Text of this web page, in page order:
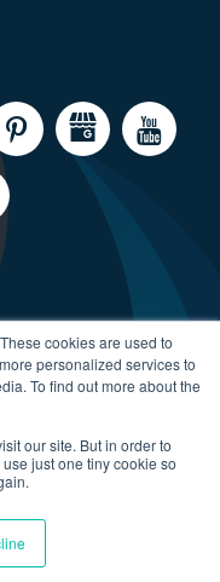
cookies are used to
personalized services to
To find out more about the
our site. But in order to
just one tiny cookie so
2026 All rights